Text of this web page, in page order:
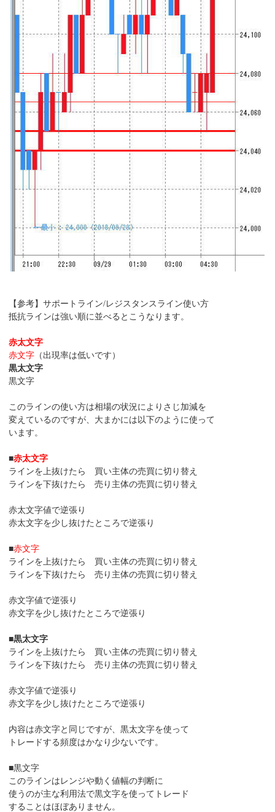
【参考】サポートライン/レジスタンスライン使い方
抵抗ラインは強い順に並べるとこうなります。
赤太文字
赤文字 （出現率は低いです）
黒太文字
黒文字
このラインの使い方は相場の状況によりさじ加減を
変えているのですが、大まかには以下のように使って
います。
■赤太文字
ラインを上抜けたら 買い主体の売買に切り替え
ラインを下抜けたら 売り主体の売買に切り替え
赤太文字値で逆張り
赤太文字を少し抜けたところで逆張り
■赤文字
ラインを上抜けたら 買い主体の売買に切り替え
ラインを下抜けたら 売り主体の売買に切り替え
赤文字値で逆張り
赤文字を少し抜けたところで逆張り
■黒太文字
ラインを上抜けたら 買い主体の売買に切り替え
ラインを下抜けたら 売り主体の売買に切り替え
赤文字値で逆張り
赤文字を少し抜けたところで逆張り
内容は赤文字と同じですが、黒太文字を使って
トレードする頻度はかなり少ないです。
■黒文字
このラインはレンジや動く値幅の判断に
使うのが主な利用法で黒文字を使ってトレード
することはほぼありません。